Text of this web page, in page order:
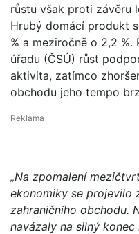
růstu však proti závěru
Hrubý domácí produkt
% a meziročně o 2,2
úřadu (ČSÚ) růst
aktivita, zatímco
obchodu jeho tempo
„Na zpomalení
ekonomiky se projevilo
zahraničního obchodu.
navázaly na silný